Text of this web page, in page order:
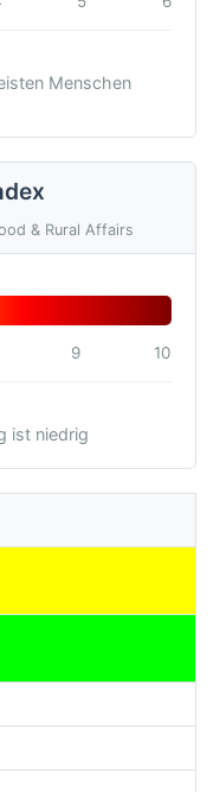
Menschen
& Rural Affairs
9 10
ist niedrig